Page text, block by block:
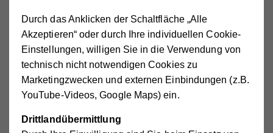
Eigeninitiative, Beschäftigung, Sozialkontakte),
Zusammenarbeit mit anderen (Fach-)Personen (Meldung
von Veränderungen des Allgemeinzustandes, Haut,
Flüssigkeitszufuhr, Essverhalten), Beobachtung und
Dokumentation.
Für die Tätigkeit als Heimhilfe ist eine Ausbildung
erforderlich, die 350 Unterrichtsstunden umfasst (150
Durch das Anklicken der Schaltfläche „Alle
Akzeptieren“ oder durch Ihre individuellen Cookie-
Einstellungen, willigen Sie in die Verwendung von
technisch nicht notwendigen Cookies zu
Marketingzwecken und externen Einbindungen (z.B.
YouTube-Videos, Google Maps) ein.
Drittlandübermittlung